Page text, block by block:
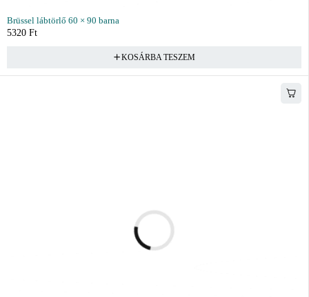
Brüssel lábtörlő 60 × 90 barna
5320 Ft
KOSÁRBA TESZEM